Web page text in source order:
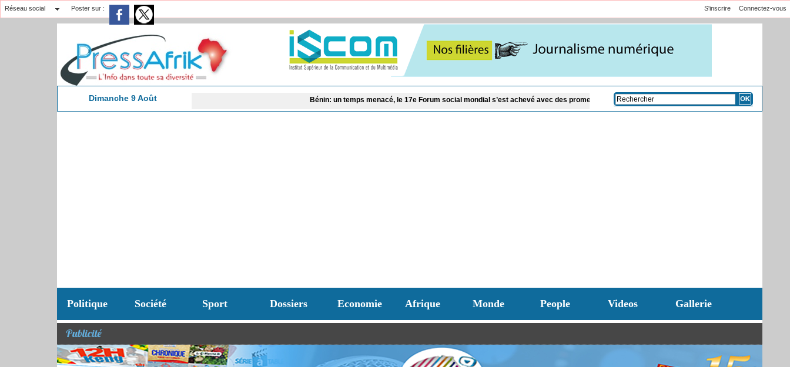
Réseau social Poster sur : Connectez-vous
S'inscrire
Dimanche 9 Août Bénin: un temps menacé, le 17e Forum social mondial s’est achevé avec des promesses Afrique du Sud: 70 ans après la marche de Pretoria, les droits
Politique Société Sport Dossiers Economie Afrique Monde People Videos Gallerie
Publicité